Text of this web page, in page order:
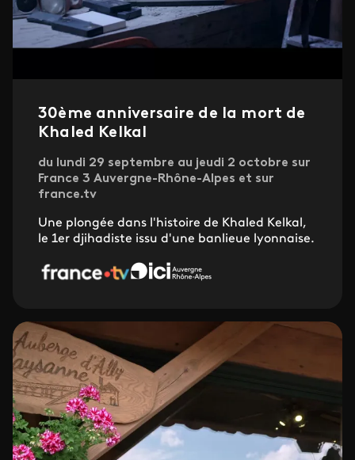
30ème anniversaire de la mort de
Khaled Kelkal
du lundi 29 septembre au jeudi 2 octobre sur
France 3 Auvergne-Rhône-Alpes et sur
france.tv
Une plongée dans l'histoire de Khaled Kelkal,
le 1er djihadiste issu d'une banlieue lyonnaise.